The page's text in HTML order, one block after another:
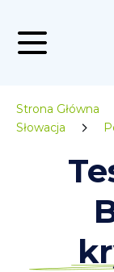
Strona Główna
Słowacja